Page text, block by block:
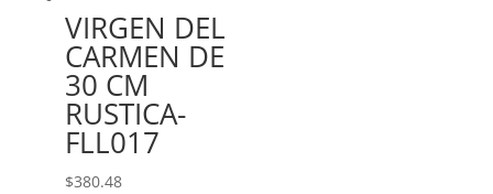
VIRGEN DEL
CARMEN DE
30 CM
RUSTICA-
FLL017
$380.48